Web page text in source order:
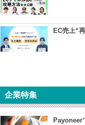
EC売上“
企業特集
Payoneer